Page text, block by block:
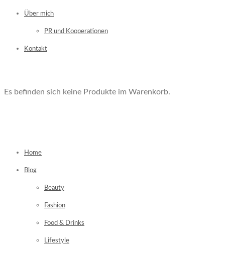
Über mich
PR und Kooperationen
Kontakt
Es befinden sich keine Produkte im Warenkorb.
Home
Blog
Beauty
Fashion
Food & Drinks
Lifestyle